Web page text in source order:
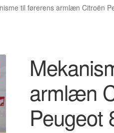
til førerens armlæn Citroën
armlæn
Peugeot